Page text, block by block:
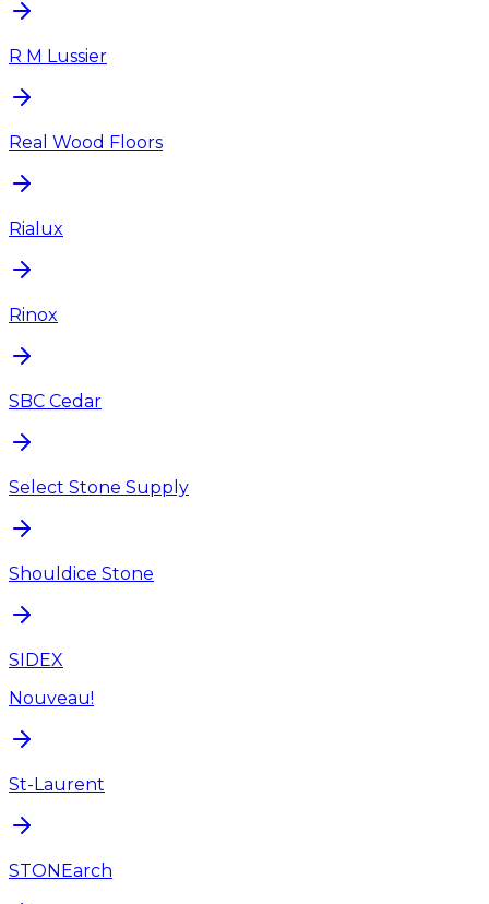
R M Lussier
Real Wood Floors
Rialux
Rinox
SBC Cedar
Select Stone Supply
Shouldice Stone
SIDEX
Nouveau!
St-Laurent
STONEarch